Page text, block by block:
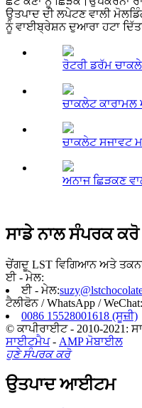
ਉਤਪਾਦ ਦੀ ਲਪੇਟਣ ਵਾਲੀ
ਨੂੰ ਵਾਈਬ੍ਰੇਸ਼ਨ ਦੁਆਰਾ ਹਟਾ
ਰੋਟਰੀ ਡਰੱਮ
ਚਾਕਲੇਟ
ਚਾਕਲੇਟ ਸਜਾਵਟ
ਅਨਾਜ ਛਿੜਕਣ
ਸਾਡੇ ਨਾਲ ਸੰਪਰਕ ਕਰੋ
ਚੇਂਗਦੂ LST ਵਿਗਿਆਨ ਅਤੇ
ਈ - ਮੇਲ:
ਈ - ਮੇਲ:
ਟੈਲੀਫੋਨ / WhatsApp / WeChat:
0086 15528001618 (ਸੂਜ਼ੀ)
© ਕਾਪੀਰਾਈਟ - 2010-2021:
ਸਾਈਟਮੈਪ- AMP ਮੋਬਾਈਲ
ਹੁਣੇ ਸੰਪਰਕ ਕਰੋ
ਉਤਪਾਦ ਆਈਟਮ